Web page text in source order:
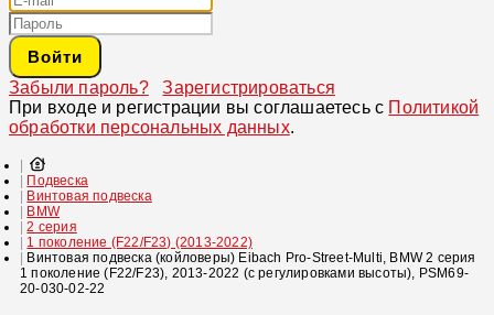
Войти
Забыли пароль?
Зарегистрироваться
При входе и регистрации вы соглашаетесь с Политикой
обработки персональных данных.
Подвеска
Винтовая подвеска
BMW
2 серия
1 поколение (F22/F23) (2013-2022)
Винтовая подвеска (койловеры) Eibach Pro-Street-Multi, BMW 2 серия
1 поколение (F22/F23), 2013-2022 (с регулировками высоты), PSM69-
20-030-02-22